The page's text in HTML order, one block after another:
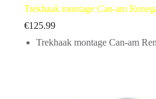
Trekhaak montage Can-am
€125.99
Trekhaak montage Can-am